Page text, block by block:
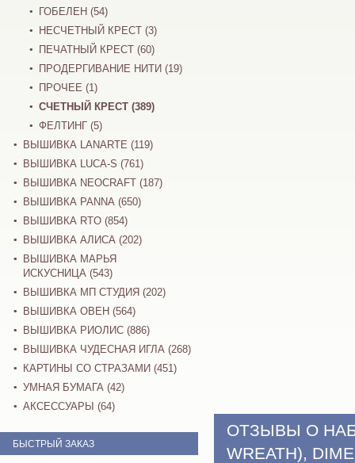
ОТЗЫВЫ О
WREATH),
ГОБЕЛЕН (54)
НЕСЧЕТНЫЙ КРЕСТ (3)
ПЕЧАТНЫЙ КРЕСТ (60)
ПРОДЕРГИВАНИЕ НИТИ (19)
ПРОЧЕЕ (1)
СЧЕТНЫЙ КРЕСТ (389)
ФЕЛТИНГ (5)
ВЫШИВКА LANARTE (119)
ВЫШИВКА LUCA-S (761)
ВЫШИВКА NEOCRAFT (187)
ВЫШИВКА PANNA (650)
ВЫШИВКА RTO (854)
ВЫШИВКА АЛИСА (202)
ВЫШИВКА МАРЬЯ
ИСКУСНИЦА (543)
ВЫШИВКА МП СТУДИЯ (202)
ВЫШИВКА ОВЕН (564)
ВЫШИВКА РИОЛИС (886)
ВЫШИВКА ЧУДЕСНАЯ ИГЛА (268)
КАРТИНЫ СО СТРАЗАМИ (451)
УМНАЯ БУМАГА (42)
АКСЕССУАРЫ (64)
БЫСТРЫЙ ЗАКАЗ